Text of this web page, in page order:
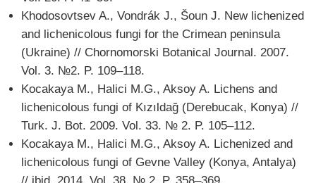
Khodosovtsev A., Vondrák J., Šoun J. New lichenized
and lichenicolous fungi for the Crimean peninsula
(Ukraine) // Chornomorski Botanical Journal. 2007.
Vol. 3. №2. P. 109–118.
Kocakaya M., Halici M.G., Aksoy A. Lichens and
lichenicolous fungi of Kızıldağ (Derebucak, Konya) //
Turk. J. Bot. 2009. Vol. 33. № 2. P. 105–112.
Kocakaya M., Halici M.G., Aksoy A. Lichenized and
lichenicolous fungi of Gevne Valley (Konya, Antalya)